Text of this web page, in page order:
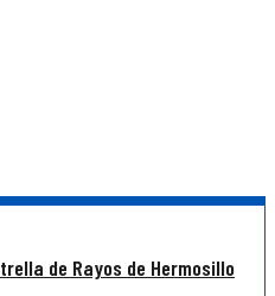
de Rayos de Hermosillo